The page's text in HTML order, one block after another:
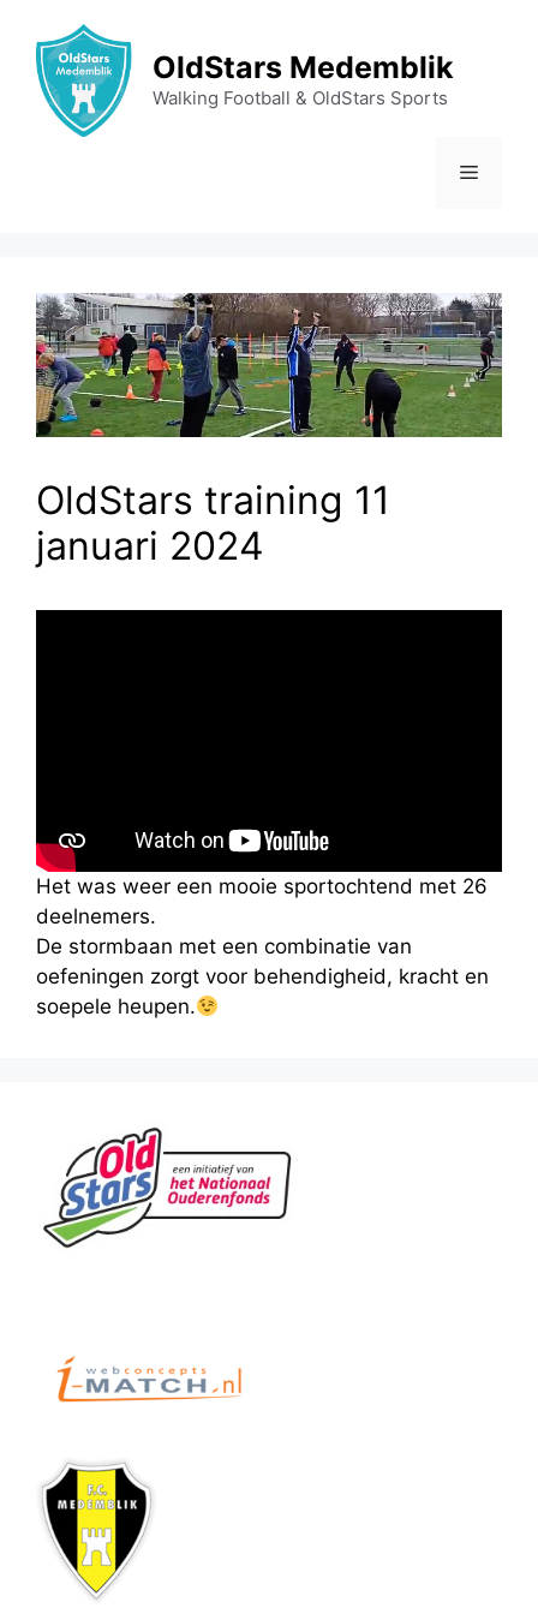
naar
inhoud
OldStars Medemblik
Walking Football & OldStars Sports
Menu
OldStars training 11
januari 2024
Het was weer een mooie sportochtend met 26
deelnemers.
De stormbaan met een combinatie van
oefeningen zorgt voor behendigheid, kracht en
soepele heupen.